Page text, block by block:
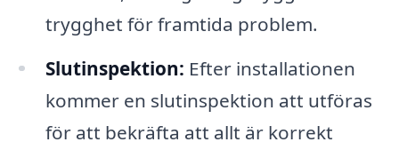
trygghet för framtida problem.
Slutinspektion: Efter installationen
kommer en slutinspektion att utföras
för att bekräfta att allt är korrekt